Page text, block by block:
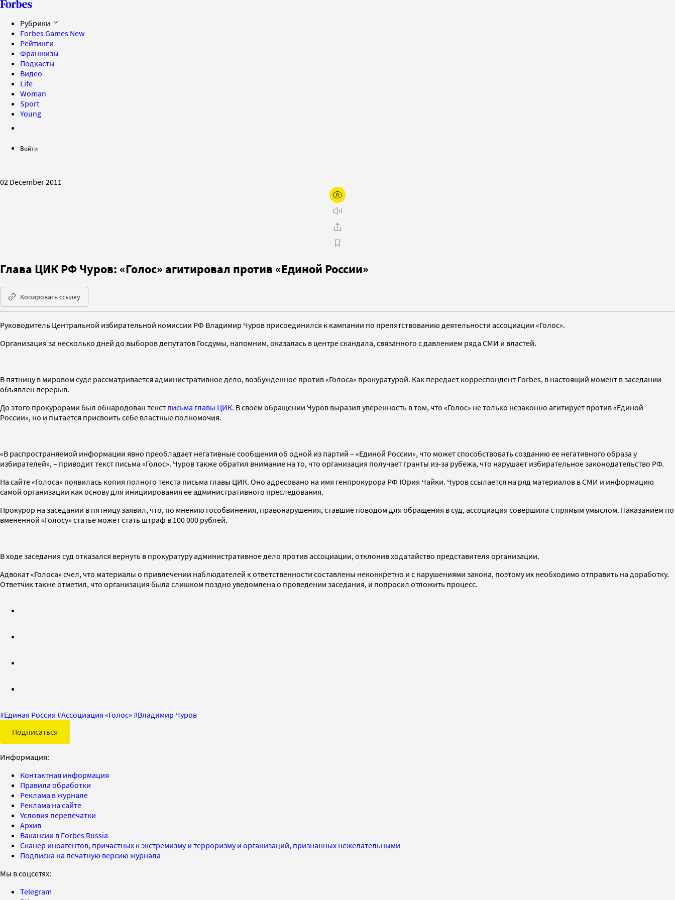
Рубрики
Forbes Games New
Рейтинги
Франшизы
Подкасты
Видео
Life
Woman
Sport
Young
Войти
02 December 2011
Глава ЦИК РФ Чуров: «Голос» агитировал против «Единой России»
Копировать ссылку
Руководитель Центральной избирательной комиссии РФ Владимир Чуров присоединился к кампании по препятствованию деятельности ассоциации «Голос».
Организация за несколько дней до выборов депутатов Госдумы, напомним, оказалась в центре скандала, связанного с давлением ряда СМИ и властей.
В пятницу в мировом суде рассматривается административное дело, возбужденное против «Голоса» прокуратурой. Как передает корреспондент Forbes, в настоящий момент в заседании
объявлен перерыв.
До этого прокурорами был обнародован текст письма главы ЦИК. В своем обращении Чуров выразил уверенность в том, что «Голос» не только незаконно агитирует против «Единой
России», но и пытается присвоить себе властные полномочия.
«В распространяемой информации явно преобладает негативные сообщения об одной из партий – «Единой России», что может способствовать созданию ее негативного образа у
избирателей», – приводит текст письма «Голос». Чуров также обратил внимание на то, что организация получает гранты из-за рубежа, что нарушает избирательное законодательство РФ.
На сайте «Голоса» появилась копия полного текста письма главы ЦИК. Оно адресовано на имя генпрокурора РФ Юрия Чайки. Чуров ссылается на ряд материалов в СМИ и информацию
самой организации как основу для инициирования ее административного преследования.
Прокурор на заседании в пятницу заявил, что, по мнению гособвинения, правонарушения, ставшие поводом для обращения в суд, ассоциация совершила с прямым умыслом. Наказанием по
вмененной «Голосу» статье может стать штраф в 100 000 рублей.
В ходе заседания суд отказался вернуть в прокуратуру административное дело против ассоциации, отклонив ходатайство представителя организации.
Адвокат «Голоса» счел, что материалы о привлечении наблюдателей к ответственности составлены неконкретно и с нарушениями закона, поэтому их необходимо отправить на доработку.
Ответчик также отметил, что организация была слишком поздно уведомлена о проведении заседания, и попросил отложить процесс.
#Единая Россия #Ассоциация «Голос» #Владимир Чуров
Подписаться
Информация:
Контактная информация
Правила обработки
Реклама в журнале
Реклама на сайте
Условия перепечатки
Архив
Вакансии в Forbes Russia
Сканер иноагентов, причастных к экстремизму и терроризму и организаций, признанных нежелательными
Подписка на печатную версию журнала
Мы в соцсетях:
Telegram